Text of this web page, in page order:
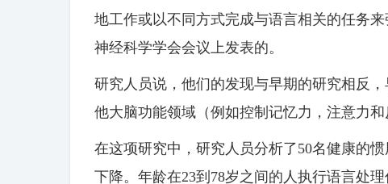
地工作或以不同方式完成与语言相关的任务
神经科学学会会议上发表的。
研究人员说，他们的发现与早期的研究相反
他大脑功能领域（例如控制记忆力，注意力
在这项研究中，研究人员分析了50名健康的
下降。年龄在23到78岁之间的人执行语言处